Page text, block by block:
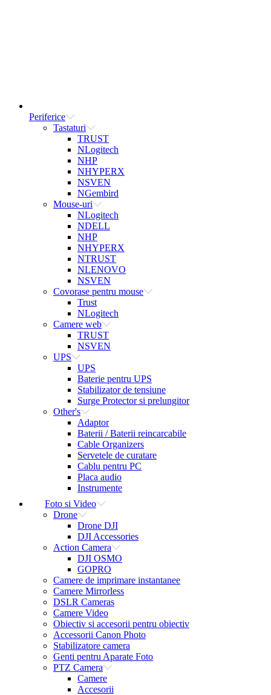
Periferice
Tastaturi
TRUST
NLogitech
NHP
NHYPERX
NSVEN
NGembird
Mouse-uri
NLogitech
NDELL
NHP
NHYPERX
NTRUST
NLENOVO
NSVEN
Covorase pentru mouse
Trust
NLogitech
Camere web
TRUST
NSVEN
UPS
UPS
Baterie pentru UPS
Stabilizator de tensiune
Surge Protector si prelungitor
Other's
Adaptor
Baterii / Baterii reincarcabile
Cable Organizers
Servetele de curatare
Cablu pentru PC
Placa audio
Instrumente
Foto si Video
Drone
Drone DJI
DJI Accessories
Action Camera
DJI OSMO
GOPRO
Camere de imprimare instantanee
Camere Mirrorless
DSLR Cameras
Camere Video
Obiectiv si accesorii pentru obiectiv
Accessorii Canon Photo
Stabilizatore camera
Genti pentru Aparate Foto
PTZ Camera
Camere
Accesorii